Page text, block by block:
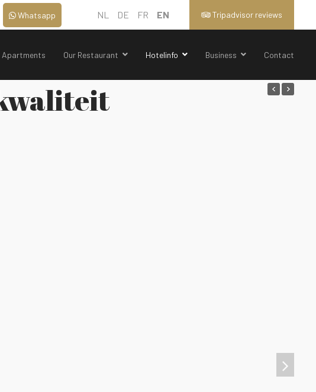
Tripadvisor reviews
NL DE FR EN
Whatsapp
Apartments Our Restaurant Hotelinfo Business Contact